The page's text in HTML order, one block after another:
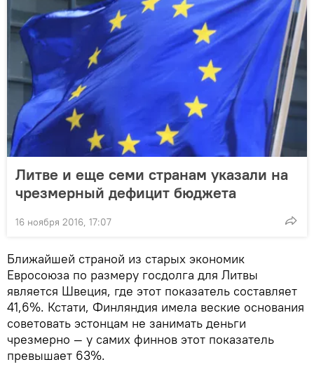
Литве и еще семи странам указали на
чрезмерный дефицит бюджета
16 ноября 2016, 17:07
Ближайшей страной из старых экономик
Евросоюза по размеру госдолга для Литвы
является Швеция, где этот показатель составляет
41,6%. Кстати, Финляндия имела веские основания
советовать эстонцам не занимать деньги
чрезмерно — у самих финнов этот показатель
превышает 63%.